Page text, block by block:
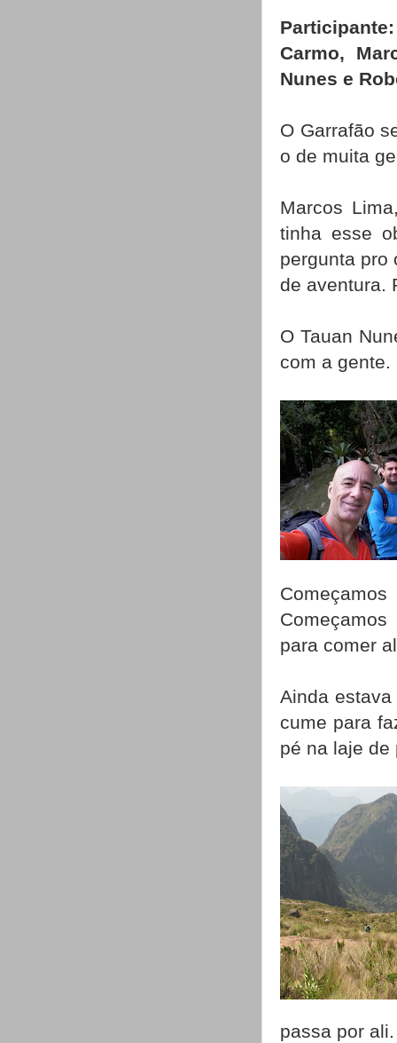
Carmo,
Nunes e
O Garrafão
o de muita
Marcos
tinha esse
pergunta pro
de aventura.
O Tauan
com a gente.
para comer
Ainda
cume para
pé na laje de
passa por ali.